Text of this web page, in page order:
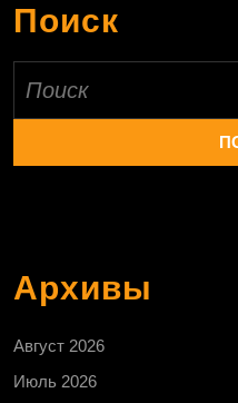
Поиск
Архивы
Август 2026
Июль 2026